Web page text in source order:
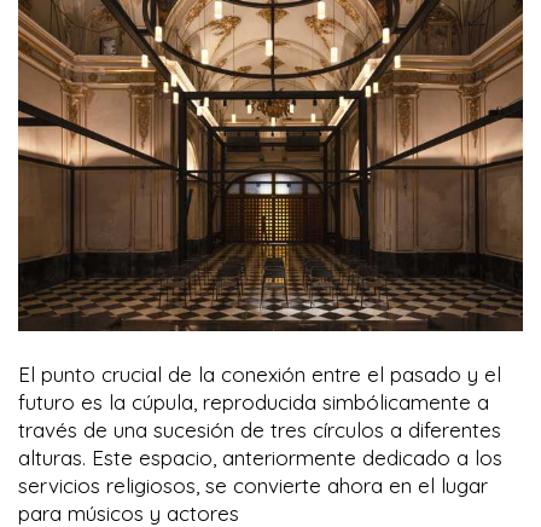
El punto crucial de la conexión entre el pasado y el
futuro es la cúpula, reproducida simbólicamente a
través de una sucesión de tres círculos a diferentes
alturas. Este espacio, anteriormente dedicado a los
servicios religiosos, se convierte ahora en el lugar
para músicos y actores